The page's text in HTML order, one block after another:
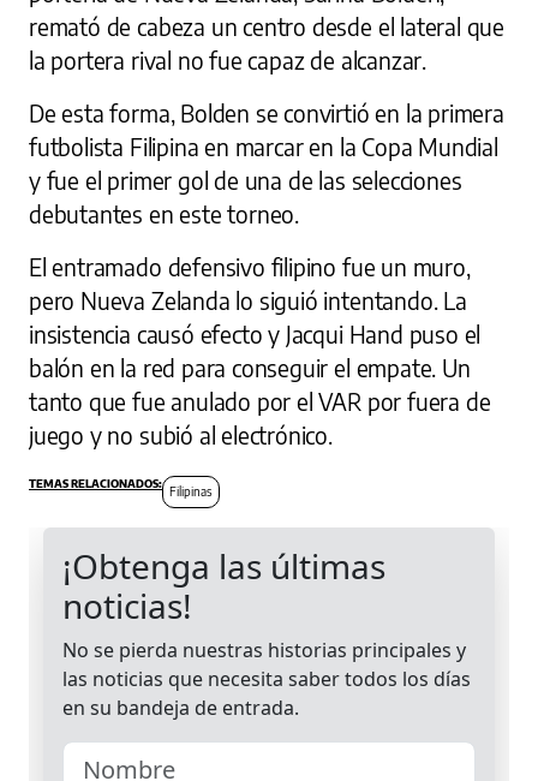
remató de cabeza un centro desde el lateral que
la portera rival no fue capaz de alcanzar.
De esta forma, Bolden se convirtió en la primera
futbolista Filipina en marcar en la Copa Mundial
y fue el primer gol de una de las selecciones
debutantes en este torneo.
El entramado defensivo filipino fue un muro,
pero Nueva Zelanda lo siguió intentando. La
insistencia causó efecto y Jacqui Hand puso el
balón en la red para conseguir el empate. Un
tanto que fue anulado por el VAR por fuera de
juego y no subió al electrónico.
Filipinas